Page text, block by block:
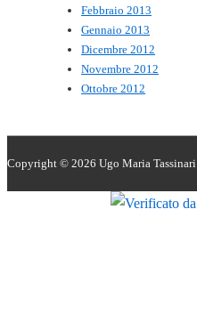
Febbraio 2013
Gennaio 2013
Dicembre 2012
Novembre 2012
Ottobre 2012
Copyright © 2026 Ugo Maria Tassinari